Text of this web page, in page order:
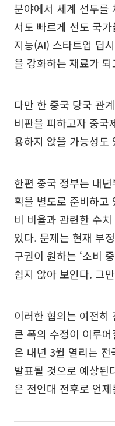
분야에서 세계 선두를
서도 빠르게 선도 국
지능(AI) 스타트업 딥
을 강화하는 재료가
다만 한 중국 당국 관
비판을 피하고자 중
용하지 않을 가능성도
한편 중국 정부는 내
획을 별도로 준비하고
비 비율과 관련한 수
있다. 문제는 현재 부
구권이 원하는 ‘소비
쉽지 않아 보인다. 그
이러한 협의는 여전히
큰 폭의 수정이 이루
은 내년 3월 열리는 전
발표될 것으로 예상된
은 전인대 전후로 언